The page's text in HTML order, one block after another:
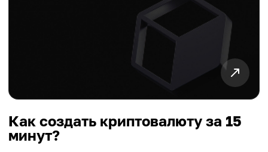
Как создать криптовалюту за 15
минут?